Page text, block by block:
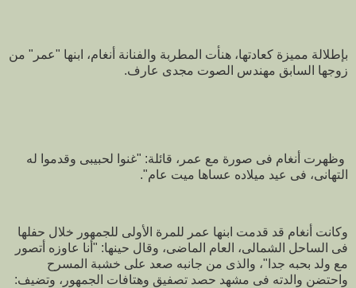
بإطلالة مميزة كعادتها، هنأت المطربة والفنانة أنغام، ابنها "عمر" من
زوجها السابق مهندس الصوت مجدى عارف.
وظهرت أنغام فى صورة مع عمر، قائلة: "غنوا لحبيبى وقدموا له
التهانى، فى عيد ميلاده عساها ميت عام".
وكانت أنغام قد قدمت ابنها عمر للمرة الأولى للجمهور خلال حفلها
فى الساحل الشمالى، العام الماضى، وقال حينها: "أنا عاوزه أتصور
مع ولد بحبه جدا"، والذى من جانبه صعد على خشبة المسرح
واحتضن والدته فى مشهد حصد تصفيق وهتافات الجمهور، وتضيف: